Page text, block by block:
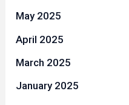
May 2025
April 2025
March 2025
January 2025